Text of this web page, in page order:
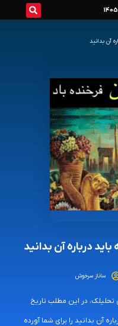
ساناز سرخوش
در این مطلب تاریخ
باید درباره آن بدانید را برای شما آورده